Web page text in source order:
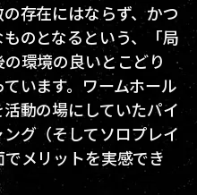
存在にはならず、かつ
のとなるという、「局
環境の良いとこどり
います。ワームホール
動の場にしていたパイ
グ（そしてソロプレイ
メリットを実感でき